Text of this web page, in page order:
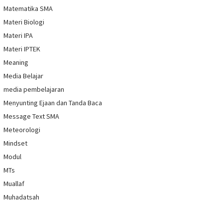
Matematika SMA
Materi Biologi
Materi IPA
Materi IPTEK
Meaning
Media Belajar
media pembelajaran
Menyunting Ejaan dan Tanda Baca
Message Text SMA
Meteorologi
Mindset
Modul
MTs
Muallaf
Muhadatsah